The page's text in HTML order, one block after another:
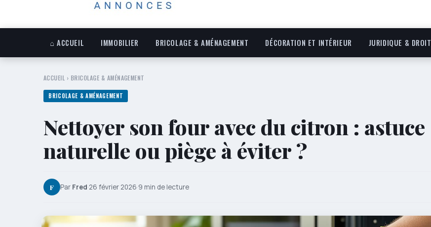
⌂ ACCUEIL IMMOBILIER BRICOLAGE & AMÉNAGEMENT DÉCORATION ET INTÉRIEUR JURIDIQUE & DROIT
ACCUEIL › BRICOLAGE & AMÉNAGEMENT
BRICOLAGE & AMÉNAGEMENT
Nettoyer son four avec du citron : astuce
naturelle ou piège à éviter ?
F Par Fred·26 février 2026·9 min de lecture